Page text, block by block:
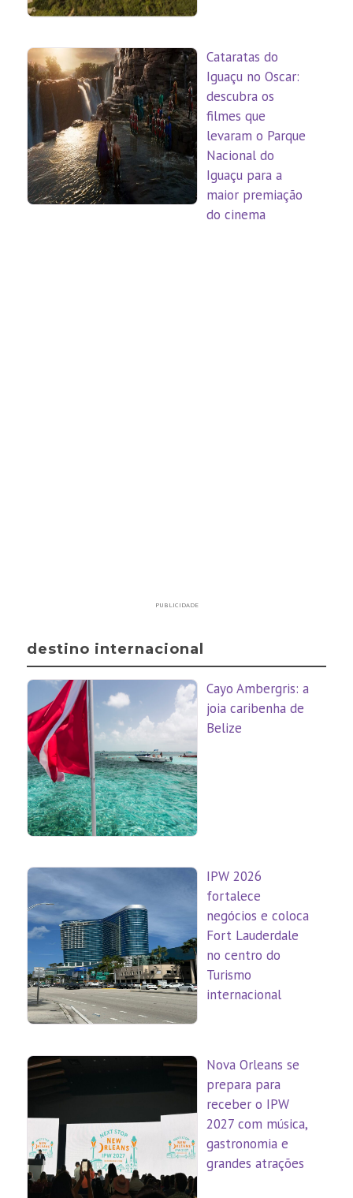
Cataratas do
Iguaçu no Oscar:
descubra os
filmes que
levaram o Parque
Nacional do
Iguaçu para a
maior premiação
do cinema
PUBLICIDADE
destino internacional
Cayo Ambergris: a
joia caribenha de
Belize
IPW 2026
fortalece
negócios e coloca
Fort Lauderdale
no centro do
Turismo
internacional
Nova Orleans se
prepara para
receber o IPW
2027 com música,
gastronomia e
grandes atrações